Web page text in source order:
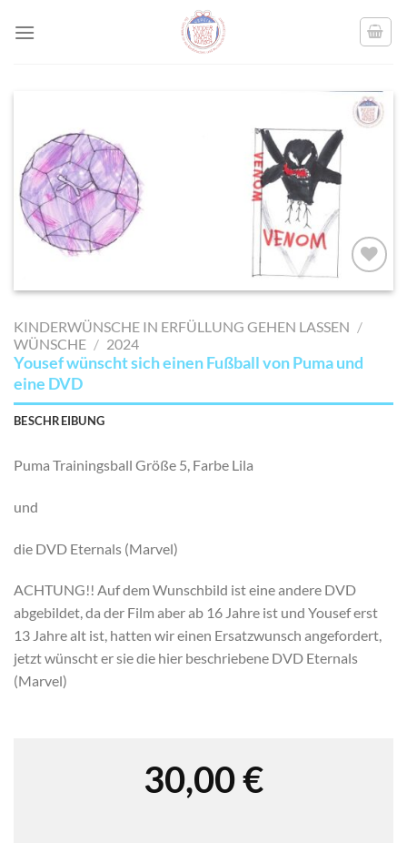
AUF MEINE
SETZEN
KINDERWÜNSCHE IN ERFÜLLUNG GEHEN LASSEN /
WÜNSCHE / 2024
Yousef wünscht sich einen Fußball von Puma und
eine DVD
BESCHREIBUNG
Puma Trainingsball Größe 5, Farbe Lila
und
die DVD Eternals (Marvel)
ACHTUNG!! Auf dem Wunschbild ist eine andere DVD
abgebildet, da der Film aber ab 16 Jahre ist und Yousef erst
13 Jahre alt ist, hatten wir einen Ersatzwunsch angefordert,
jetzt wünscht er sie die hier beschriebene DVD Eternals
(Marvel)
30,00€